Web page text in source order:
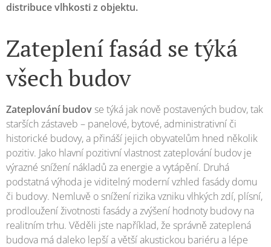
distribuce vlhkosti z objektu.
Zateplení fasád se týká
všech budov
Zateplování budov se týká jak nově postavených budov, tak
starších zástaveb – panelové, bytové, administrativní či
historické budovy, a přináší jejich obyvatelům hned několik
pozitiv. Jako hlavní pozitivní vlastnost zateplování budov je
výrazné snížení nákladů za energie a vytápění. Druhá
podstatná výhoda je viditelný moderní vzhled fasády domu
či budovy. Nemluvě o snížení rizika vzniku vlhkých zdí, plísní,
prodloužení životnosti fasády a zvýšení hodnoty budovy na
realitním trhu. Věděli jste například, že správně zateplená
budova má daleko lepší a větší akustickou bariéru a lépe